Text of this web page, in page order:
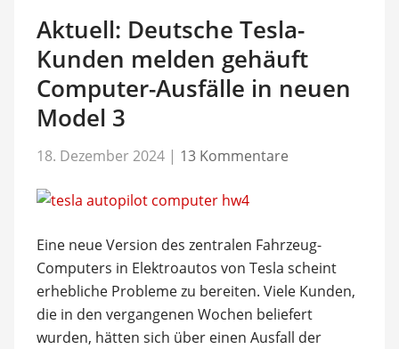
Aktuell: Deutsche Tesla-
Kunden melden gehäuft
Computer-Ausfälle in neuen
Model 3
18. Dezember 2024 | 13 Kommentare
Eine neue Version des zentralen Fahrzeug-
Computers in Elektroautos von Tesla scheint
erhebliche Probleme zu bereiten. Viele Kunden,
die in den vergangenen Wochen beliefert
wurden, hätten sich über einen Ausfall der